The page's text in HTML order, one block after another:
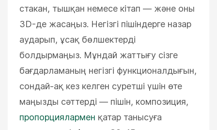
стакан, тышқан немесе кітап — және оны
3D-де жасаңыз. Негізгі пішіндерге назар
аударып, ұсақ бөлшектерді
болдырмаңыз. Мұндай жаттығу сізге
бағдарламаның негізгі функционалдығын,
сондай-ақ кез келген суретші үшін өте
маңызды сәттерді — пішін, композиция,
пропорциялармен қатар танысуға